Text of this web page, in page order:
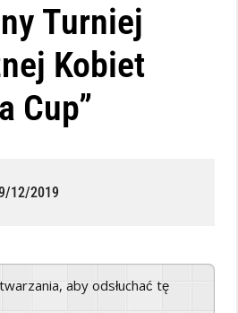
Turniej
Kobiet
Cup”
12/2019